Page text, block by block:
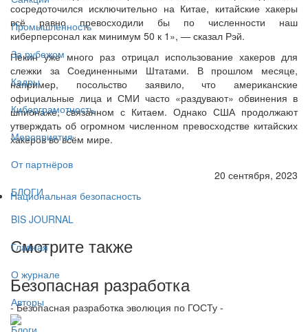
Промышленность
За рубежом
Кадры
Киберграмотность
Мероприятия
От партнёров
БЛОГИ
BIS JOURNAL
Главная
О журнале
Авторы
Блоги
сосредоточился исключительно на Китае, китайские хакеры
всё равно превосходили бы по численности наш
киберперсонал как минимум 50 к 1», — сказал Рэй.
Пекин уже много раз отрицал использование хакеров для
слежки за Соединенными Штатами. В прошлом месяце,
например, посольство заявило, что американские
официальные лица и СМИ часто «раздувают» обвинения в
шпионаже, связанном с Китаем. Однако США продолжают
утверждать об огромном численном превосходстве китайских
хакеров во всём мире.
20 сентября, 2023
Национальная безопасность
Смотрите также
Безопасная разработка
- Безопасная разработка эволюция по ГОСТу -